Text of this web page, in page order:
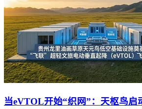
当eVTOL开始“织网”：天枢鸟启